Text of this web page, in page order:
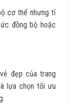
cơ thể nhưng tỉ
đồng bộ hoặc
đẹp của trang
lựa chọn tối ưu